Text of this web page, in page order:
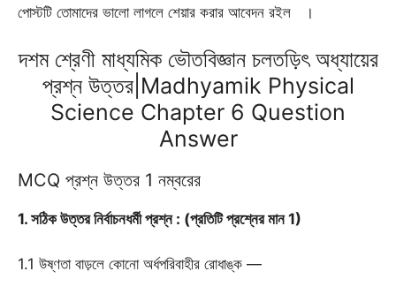
পোস্টটি তোমাদের ভালো লাগলে শেয়ার করার আবেদন রইল ।
দশম শ্রেণী মাধ্যমিক ভৌতবিজ্ঞান চলতড়িৎ অধ্যায়ের
প্রশ্ন উত্তর|Madhyamik Physical
Science Chapter 6 Question
Answer
MCQ প্রশ্ন উত্তর 1 নম্বরের
1. সঠিক উত্তর নির্বাচনধর্মী প্রশ্ন : (প্রতিটি প্রশ্নের মান 1)
1.1 উষ্ণতা বাড়লে কোনো অর্ধপরিবাহীর রোধাঙ্ক —